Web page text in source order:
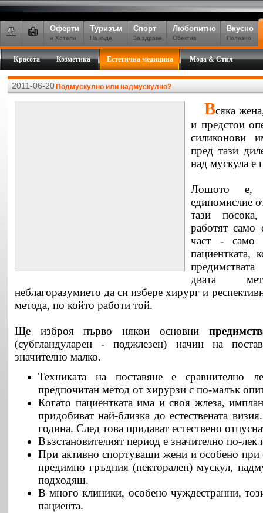
Оферти
и Хотели
Туризъм
На къде
Спорт
За здраве
Любопитно
Обектив
Вкусно
Полезно
Красота Козметика Естетична медицина Мода & Стил
2011-06-20 Подмускулно или надмускулно?
Всяка
и предстои
силиконови
пред тази
над мускула е
Лошото е,
единомислие
тази
работят само
част - само
пациентката,
двата
неблагоразумието да си избере хирург и
метода, по който работи той.
Ще изброя първо някои основни
(субгландуларен - поджлезен) начин на
значително малко.
Техниката на поставяне е сравнително
предпочитан метод от хирурзи с по-малък
Когато пациентката има и своя жлеза,
придобиват най-близка до естествената
година. След това придават естествено
Възстановителият период е значително по-лек
При активно спортуващи жени и особено при
предимно гръдния (пекторален) мускул,
подходящ.
В много клиники, особено чуждестранни,
пациента.